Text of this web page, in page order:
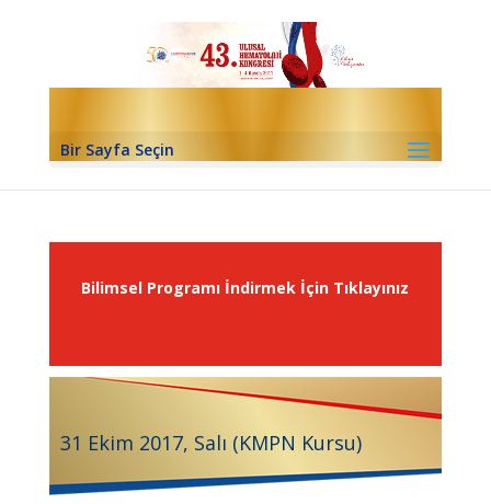
Bir Sayfa Seçin
Bilimsel Programı İndirmek İçin Tıklayınız
31 Ekim 2017, Salı (KMPN Kursu)